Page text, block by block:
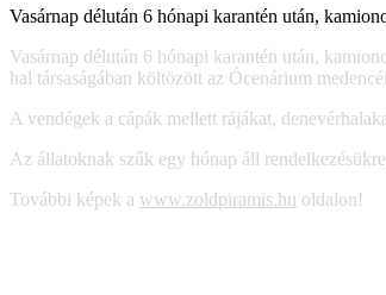
Vasárnap délután 6 hónapi karantén után,
Vasárnap délután 6 hónapi karantén után,
hal társaságában költözött az Ócenárium
A vendégek a cápák mellett rájákat,
Az állatoknak szűk egy hónap áll
További képek a www.zoldpiramis.hu oldalon!